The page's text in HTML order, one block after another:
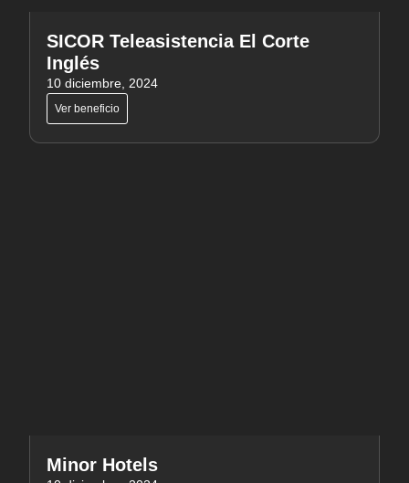
SICOR Teleasistencia El Corte
Inglés
10 diciembre, 2024
Ver beneficio
Minor Hotels